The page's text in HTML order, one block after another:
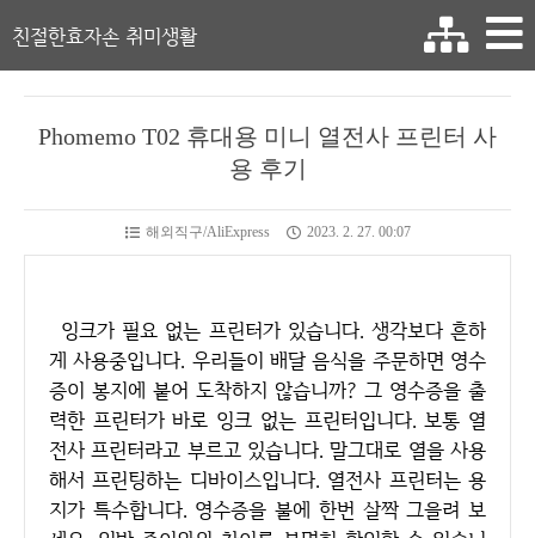
친절한효자손 취미생활
Phomemo T02 휴대용 미니 열전사 프린터 사
용 후기
해외직구/AliExpress 2023. 2. 27. 00:07
잉크가 필요 없는 프린터가 있습니다. 생각보다 흔하
게 사용중입니다. 우리들이 배달 음식을 주문하면 영수
증이 봉지에 붙어 도착하지 않습니까? 그 영수증을 출
력한 프린터가 바로 잉크 없는 프린터입니다. 보통 열
전사 프린터라고 부르고 있습니다. 말그대로 열을 사용
해서 프린팅하는 디바이스입니다. 열전사 프린터는 용
지가 특수합니다. 영수증을 불에 한번 살짝 그을려 보